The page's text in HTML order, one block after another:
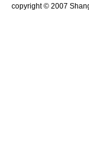
copyright © 2007